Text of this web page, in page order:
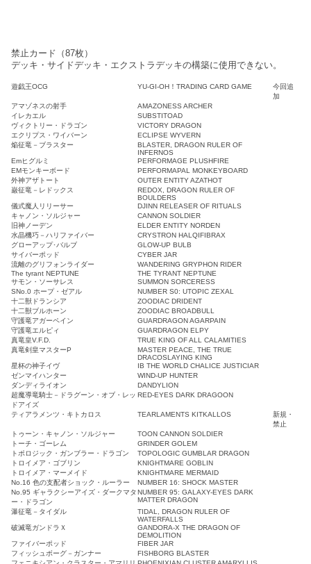
禁止カード（87枚）
デッキ・サイドデッキ・エクストラデッキの構築に使用できない。
遊戯王OCG YU-GI-OH！TRADING CARD GAME
今回追
加
アマゾネスの射手
AMAZONESS ARCHER
イレカエル
SUBSTITOAD
ヴィクトリー・ドラゴン
VICTORY DRAGON
エクリプス・ワイバーン
ECLIPSE WYVERN
焔征竜－ブラスター
BLASTER, DRAGON RULER OF
INFERNOS
Emヒグルミ
PERFORMAGE PLUSHFIRE
EMモンキーボード
PERFORMAPAL MONKEYBOARD
外神アザトート
OUTER ENTITY AZATHOT
巌征竜－レドックス
REDOX, DRAGON RULER OF
BOULDERS
儀式魔人リリーサー
DJINN RELEASER OF RITUALS
キャノン・ソルジャー
CANNON SOLDIER
旧神ノーデン
ELDER ENTITY NORDEN
水晶機巧－ハリファイバー
CRYSTRON HALQIFIBRAX
グローアップ･バルブ
GLOW-UP BULB
サイバーポッド
CYBER JAR
流離のグリフォンライダー
WANDERING GRYPHON RIDER
The tyrant NEPTUNE
THE TYRANT NEPTUNE
サモン・ソーサレス
SUMMON SORCERESS
SNo.0 ホープ・ゼアル
NUMBER S0: UTOPIC ZEXAL
十二獣ドランシア
ZOODIAC DRIDENT
十二獣ブルホーン
ZOODIAC BROADBULL
守護竜アガーペイン
GUARDRAGON AGARPAIN
守護竜エルピィ
GUARDRAGON ELPY
真竜皇V.F.D.
TRUE KING OF ALL CALAMITIES
真竜剣皇マスターP
MASTER PEACE, THE TRUE
DRACOSLAYING KING
星杯の神子イヴ
IB THE WORLD CHALICE JUSTICIAR
ゼンマイハンター
WIND-UP HUNTER
ダンディライオン
DANDYLION
超魔導竜騎士－ドラグーン・オブ・レッ
ドアイズ
RED-EYES DARK DRAGOON
ティアラメンツ・キトカロス TEARLAMENTS KITKALLOS
新規・
禁止
トゥーン・キャノン・ソルジャー
TOON CANNON SOLDIER
トーチ・ゴーレム
GRINDER GOLEM
トポロジック・ガンブラー・ドラゴン
TOPOLOGIC GUMBLAR DRAGON
トロイメア・ゴブリン
KNIGHTMARE GOBLIN
トロイメア・マーメイド
KNIGHTMARE MERMAID
No.16 色の支配者ショック・ルーラー
NUMBER 16: SHOCK MASTER
No.95 ギャラクシーアイズ・ダークマタ
ー・ドラゴン
NUMBER 95: GALAXY-EYES DARK
MATTER DRAGON
瀑征竜－タイダル
TIDAL, DRAGON RULER OF
WATERFALLS
破滅竜ガンドラＸ
GANDORA-X THE DRAGON OF
DEMOLITION
ファイバーポッド
FIBER JAR
フィッシュボーグ－ガンナー
FISHBORG BLASTER